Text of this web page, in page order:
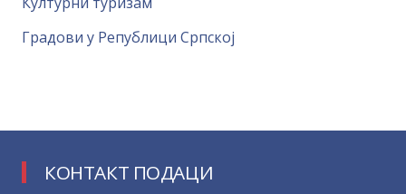
Градови у Републици Српској
КОНТАКТ ПОДАЦИ